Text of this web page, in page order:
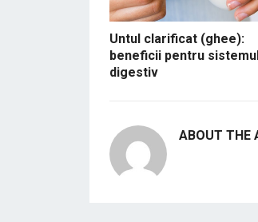
Untul clarificat (ghee):
beneficii pentru sistemul
digestiv
ABOUT THE